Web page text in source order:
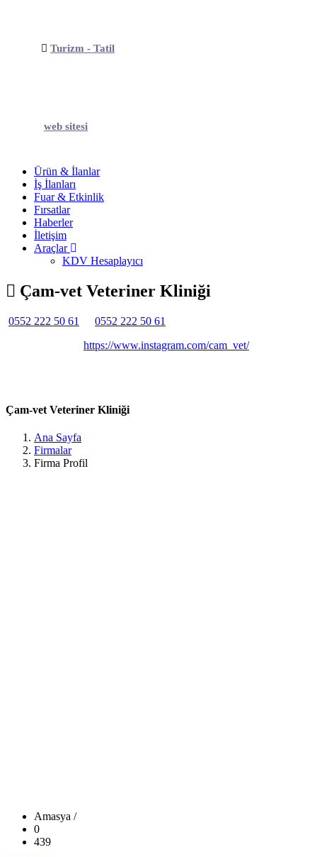
Turizm - Tatil
web sitesi
Ürün & İlanlar
İş İlanları
Fuar & Etkinlik
Fırsatlar
Haberler
İletişim
Araçlar
KDV Hesaplayıcı
Çam-vet Veteriner Kliniği
0552 222 50 61 0552 222 50 61
https://www.instagram.com/cam_vet/
Çam-vet Veteriner Kliniği
Ana Sayfa
Firmalar
Firma Profil
Amasya /
0
439